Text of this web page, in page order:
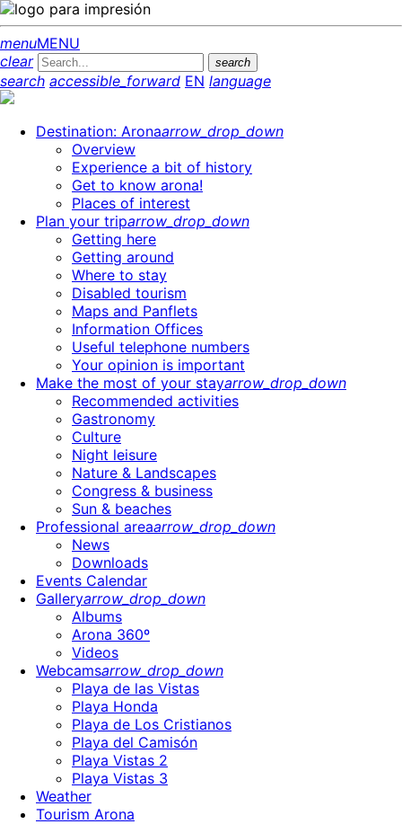
menuMENU
clear
search
search accessible_forward EN language
Destination: Aronaarrow_drop_down
Overview
Experience a bit of history
Get to know arona!
Places of interest
Plan your triparrow_drop_down
Getting here
Getting around
Where to stay
Disabled tourism
Maps and Panflets
Information Offices
Useful telephone numbers
Your opinion is important
Make the most of your stayarrow_drop_down
Recommended activities
Gastronomy
Culture
Night leisure
Nature & Landscapes
Congress & business
Sun & beaches
Professional areaarrow_drop_down
News
Downloads
Events Calendar
Galleryarrow_drop_down
Albums
Arona 360º
Videos
Webcamsarrow_drop_down
Playa de las Vistas
Playa Honda
Playa de Los Cristianos
Playa del Camisón
Playa Vistas 2
Playa Vistas 3
Weather
Tourism Arona